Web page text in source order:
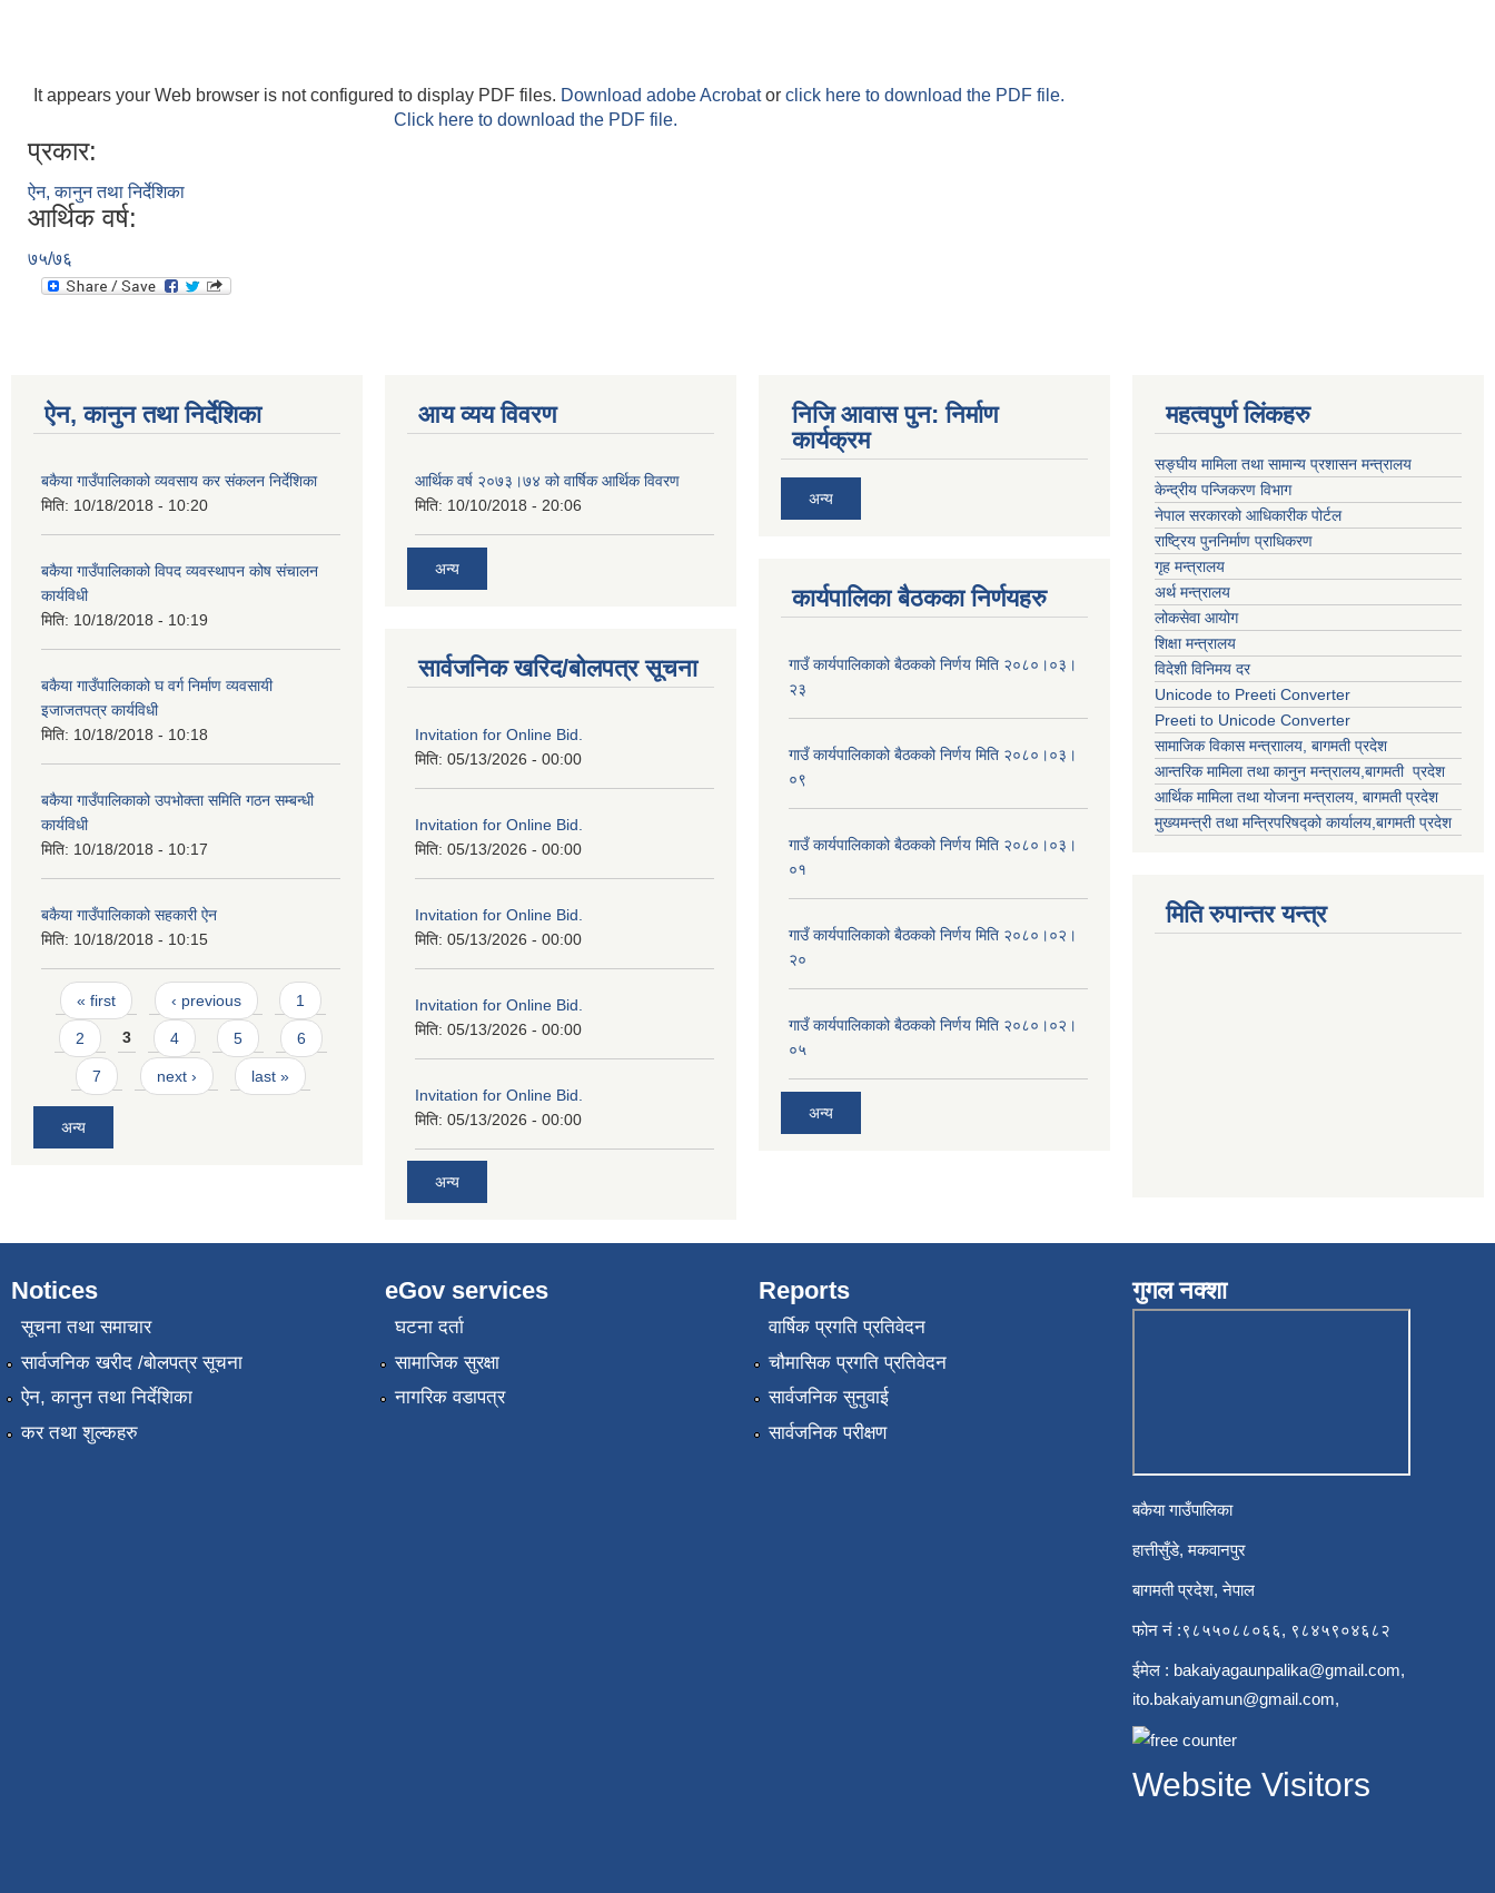
It appears your Web browser is not configured to display PDF files. Download adobe Acrobator click here to download the PDF file.
Click here to download the PDF file.
प्रकार:
ऐन, कानुन तथा निर्देशिका
आर्थिक वर्ष:
७५/७६
ऐन, कानुन तथा निर्देशिका
बकैया गाउँपालिकाको व्यवसाय कर संकलन निर्देशिका
मिति: 10/18/2018 - 10:20
बकैया गाउँपालिकाको विपद व्यवस्थापन कोष संचालन
कार्यविधी
मिति: 10/18/2018 - 10:19
बकैया गाउँपालिकाको घ वर्ग निर्माण व्यवसायी
इजाजतपत्र कार्यविधी
मिति: 10/18/2018 - 10:18
बकैया गाउँपालिकाको उपभोक्ता समिति गठन सम्बन्धी
कार्यविधी
मिति: 10/18/2018 - 10:17
बकैया गाउँपालिकाको सहकारी ऐन
मिति: 10/18/2018 - 10:15
Pages
« first ‹ previous 1
2 3 4 5 6
7 next › last »
अन्य
आय व्यय विवरण
आर्थिक वर्ष २०७३।७४ को वार्षिक आर्थिक विवरण
मिति: 10/10/2018 - 20:06
अन्य
सार्वजनिक खरिद/बोलपत्र सूचना
Invitation for Online Bid.
मिति: 05/13/2026 - 00:00
Invitation for Online Bid.
मिति: 05/13/2026 - 00:00
Invitation for Online Bid.
मिति: 05/13/2026 - 00:00
Invitation for Online Bid.
मिति: 05/13/2026 - 00:00
Invitation for Online Bid.
मिति: 05/13/2026 - 00:00
अन्य
निजि आवास पुन: निर्माण
कार्यक्रम
अन्य
कार्यपालिका बैठकका निर्णयहरु
गाउँ कार्यपालिकाको बैठकको निर्णय मिति २०८०।०३।
२३
गाउँ कार्यपालिकाको बैठकको निर्णय मिति २०८०।०३।
०९
गाउँ कार्यपालिकाको बैठकको निर्णय मिति २०८०।०३।
०१
गाउँ कार्यपालिकाको बैठकको निर्णय मिति २०८०।०२।
२०
गाउँ कार्यपालिकाको बैठकको निर्णय मिति २०८०।०२।
०५
अन्य
महत्वपुर्ण लिंकहरु
सङ्घीय मामिला तथा सामान्य प्रशासन मन्त्रालय
केन्द्रीय पन्जिकरण विभाग
नेपाल सरकारको आधिकारीक पोर्टल
राष्ट्रिय पुननिर्माण प्राधिकरण
गृह मन्त्रालय
अर्थ मन्त्रालय
लोकसेवा आयोग
शिक्षा मन्त्रालय
विदेशी विनिमय दर
Unicode to Preeti Converter
Preeti to Unicode Converter
सामाजिक विकास मन्त्राालय, बागमती प्रदेश
आन्तरिक मामिला तथा कानुन मन्त्रालय,बागमती प्रदेश
आर्थिक मामिला तथा योजना मन्त्रालय, बागमती प्रदेश
मुख्यमन्त्री तथा मन्त्रिपरिषद्को कार्यालय,बागमती प्रदेश
मिति रुपान्तर यन्त्र
Notices
सूचना तथा समाचार
सार्वजनिक खरीद /बोलपत्र सूचना
ऐन, कानुन तथा निर्देशिका
कर तथा शुल्कहरु
eGov services
घटना दर्ता
सामाजिक सुरक्षा
नागरिक वडापत्र
Reports
वार्षिक प्रगति प्रतिवेदन
चौमासिक प्रगति प्रतिवेदन
सार्वजनिक सुनुवाई
सार्वजनिक परीक्षण
गुगल नक्शा
बकैया गाउँपालिका
हात्तीसुँडे, मकवानपुर
बागमती प्रदेश, नेपाल
फोन नं :९८५५०८८०६६, ९८४५९०४६८२
ईमेल : bakaiyagaunpalika@gmail.com,
ito.bakaiyamun@gmail.com,
Website Visitors